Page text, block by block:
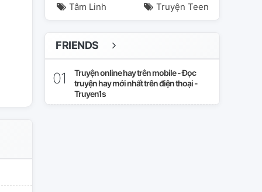
Tâm Linh Truyện Teen
FRIENDS
Truyện online hay trên mobile - Đọc
truyện hay mới nhất trên điện thoại -
Truyen1s